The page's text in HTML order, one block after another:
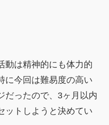
動は精神的にも体力的
に今回は難易度の高い
だったので、3ヶ月以内
ットしようと決めてい